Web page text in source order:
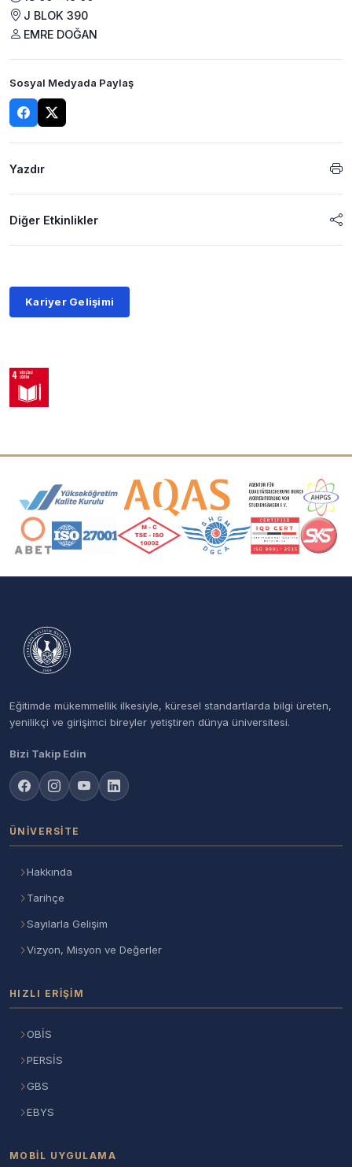
J BLOK 390
EMRE DOĞAN
Sosyal Medyada Paylaş
Yazdır
Diğer Etkinlikler
Kariyer Gelişimi
Akreditasyon ve Üyelik Logoları
Eğitimde mükemmellik ilkesiyle, küresel standartlarda bilgi üreten,
yenilikçi ve girişimci bireyler yetiştiren dünya üniversitesi.
Bizi Takip Edin
ÜNIVERSITE
Hakkında
Tarihçe
Sayılarla Gelişim
Vizyon, Misyon ve Değerler
HIZLI ERIŞIM
OBİS
PERSİS
GBS
EBYS
MOBIL UYGULAMA